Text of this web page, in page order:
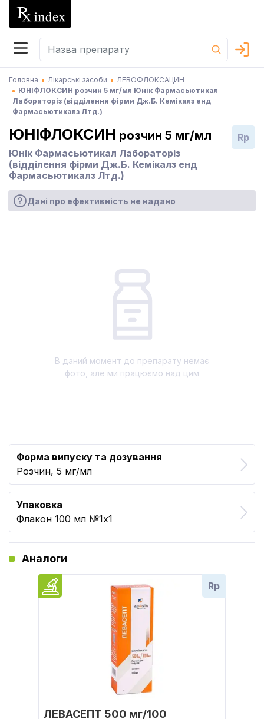
Головна Лікарські засоби
ЛЕВОФЛОКСАЦИН
ЮНІФЛОКСИН розчин 5 мг/мл Юнік Фармасьютикал
Лабораторіз (відділення фірми Дж.Б. Кемікалз енд
Фармасьютикалз Лтд.)
ЮНІФЛОКСИН розчин 5 мг/мл
Юнік Фармасьютикал Лабораторіз
(відділення фірми Дж.Б. Кемікалз енд
Фармасьютикалз Лтд.)
Rp
Дані про ефективність не надано
В даний момент до препарату немає
фото, але ми працюємо над цим
Форма випуску та дозування
Розчин, 5 мг/мл
Упаковка
Флакон 100 мл №1x1
Аналоги
Rp
ЛЕВАСЕПТ 500 мг/100